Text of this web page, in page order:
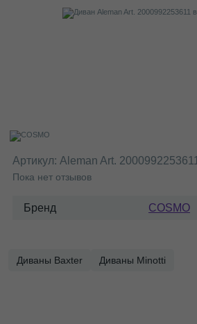
Артикул: Aleman Art. 2000992253611
Пока нет отзывов
Бренд COSMO
Диваны Baxter Диваны Minotti